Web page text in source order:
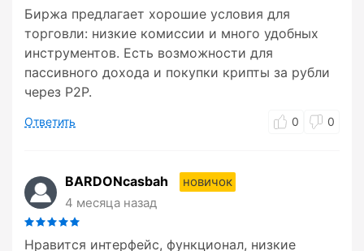
Биржа предлагает хорошие условия для
торговли: низкие комиссии и много удобных
инструментов. Есть возможности для
пассивного дохода и покупки крипты за рубли
через P2P.
Ответить 0 0
BARDONcasbah
новичок
4 месяца назад
Нравится интерфейс, функционал, низкие